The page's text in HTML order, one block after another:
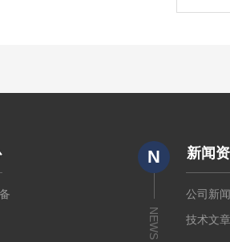
N
NEWS
新闻
公司新
技术文